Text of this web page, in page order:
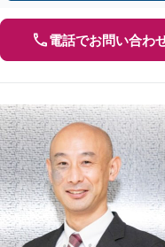
電話でお問い合わ